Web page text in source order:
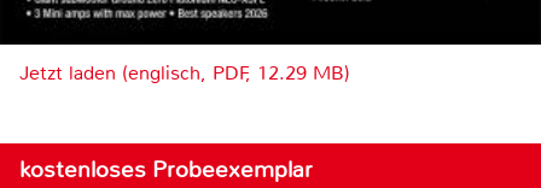
Jetzt laden (englisch, PDF, 12.29 MB)
kostenloses Probeexemplar